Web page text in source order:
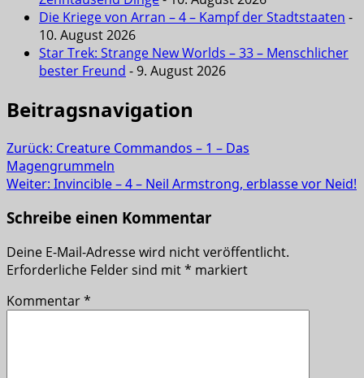
Die Kriege von Arran – 4 – Kampf der Stadtstaaten -
10. August 2026
Star Trek: Strange New Worlds – 33 – Menschlicher
bester Freund - 9. August 2026
Beitragsnavigation
Zurück: Creature Commandos – 1 – Das
Magengrummeln
Weiter: Invincible – 4 – Neil Armstrong, erblasse vor Neid!
Schreibe einen Kommentar
Deine E-Mail-Adresse wird nicht veröffentlicht.
Erforderliche Felder sind mit* markiert
Kommentar*